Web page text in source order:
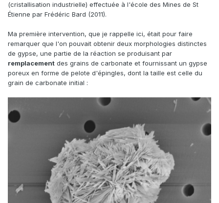
(cristallisation industrielle) effectuée à l'école des Mines de St
Étienne par Frédéric Bard (2011).
Ma première intervention, que je rappelle ici, était pour faire
remarquer que l'on pouvait obtenir deux morphologies distinctes
de gypse, une partie de la réaction se produisant par
remplacement des grains de carbonate et fournissant un gypse
poreux en forme de pelote d'épingles, dont la taille est celle du
grain de carbonate initial :